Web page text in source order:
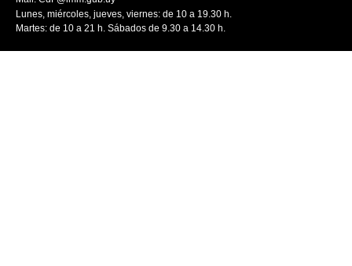
Lunes, miércoles, jueves, viernes: de 10 a 19.30 h.
Martes: de 10 a 21 h. Sábados de 9.30 a 14.30 h.